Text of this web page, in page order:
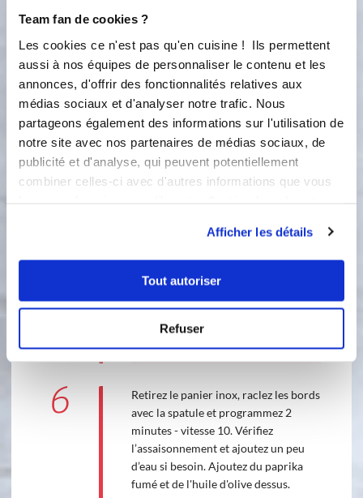
Team fan de cookies ?
Les cookies ce n'est pas qu'en cuisine ! Ils permettent
aussi à nos équipes de personnaliser le contenu et les
annonces, d'offrir des fonctionnalités relatives aux
médias sociaux et d'analyser notre trafic. Nous
partageons également des informations sur l'utilisation de
notre site avec nos partenaires de médias sociaux, de
publicité et d'analyse, qui peuvent potentiellement
combiner celles-ci avec d'autres informations que vous
Afficher les détails
Tout autoriser
Refuser
4
Retirez le panier inox et ajoutez les
pois chiche cuits et le poivron.
Replacez le panier inox et
programmez 30 secondes - vitesse 10.
et le tahin. Replacez le panier inox et
1min 10
6
Retirez le panier inox, raclez les bords
avec la spatule et programmez 2
minutes - vitesse 10. Vérifiez
l’assaisonnement et ajoutez un peu
d’eau si besoin. Ajoutez du paprika
fumé et de l'huile d'olive dessus.